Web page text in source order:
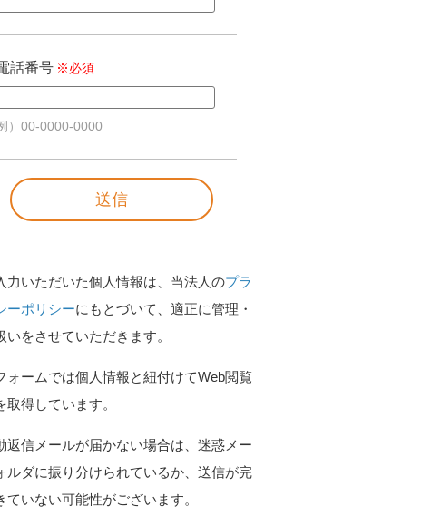
話番号 ※
）00-0000-0000
力いただいた個人情報は、当法人のプラ
ーポリシーにもとづいて、適正に管理・
いをさせていただきます。
ォームでは個人情報と紐付けてWeb閲覧
取得しています。
返信メールが届かない場合は、迷惑メー
ルダに振り分けられているか、送信が完
ていない可能性がございます。